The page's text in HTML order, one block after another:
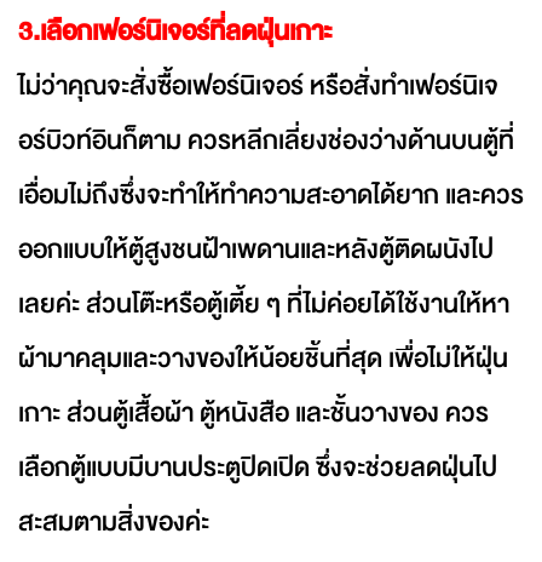
3.เลือกเฟอร์นิเจอร์ที่ลดฝุ่นเกาะ
ไม่ว่าคุณจะสั่งซื้อเฟอร์นิเจอร์ หรือสั่งทำเฟอร์นิเจ
อร์บิวท์อินก็ตาม ควรหลีกเลี่ยงช่องว่างด้านบนตู้ที่
เอื่อมไม่ถึงซึ่งจะทำให้ทำความสะอาดได้ยาก และควร
ออกแบบให้ตู้สูงชนฝ้าเพดานและหลังตู้ติดผนังไป
เลยค่ะ ส่วนโต๊ะหรือตู้เตี้ย ๆ ที่ไม่ค่อยได้ใช้งานให้หา
ผ้ามาคลุมและวางของให้น้อยชิ้นที่สุด เพื่อไม่ให้ฝุ่น
เกาะ ส่วนตู้เสื้อผ้า ตู้หนังสือ และชั้นวางของ ควร
เลือกตู้แบบมีบานประตูปิดเปิด ซึ่งจะช่วยลดฝุ่นไป
สะสมตามสิ่งของค่ะ